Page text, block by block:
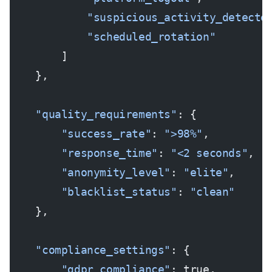
            "scheduled_rotation"
        ]
    },
    "quality_requirements"
: {
        "success_rate"
: ">98%" ,
        "response_time"
: "<2 seconds" ,
        "anonymity_level"
: "elite" ,
        "blacklist_status"
:
"clean"
    },
    "compliance_settings"
: {
        "gdpr_compliance"
: true,